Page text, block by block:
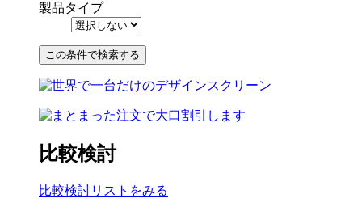
製品タイプ
比較検討
比較検討リストをみる